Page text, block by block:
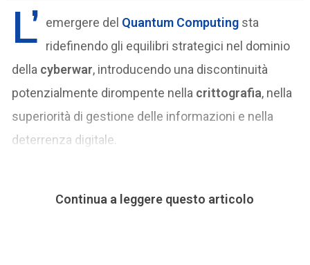
L’ emergere del Quantum Computing sta
ridefinendo gli equilibri strategici nel dominio
della cyberwar, introducendo una discontinuità
potenzialmente dirompente nella crittografia, nella
superiorità di gestione delle informazioni e nella
deterrenza digitale.
Continua a leggere questo articolo